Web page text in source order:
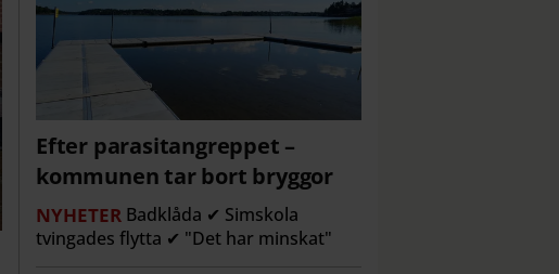
Efter parasitangreppet –
kommunen tar bort bryggor
NYHETER Badklåda ✔ Simskola
tvingades flytta ✔ "Det har minskat"